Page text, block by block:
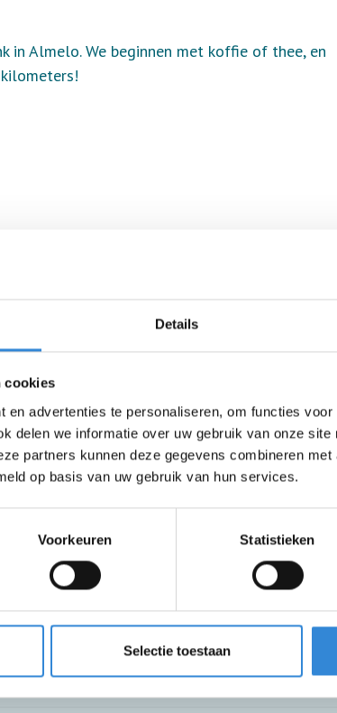
Details
cookies
en advertenties te personaliseren, om functies
delen we informatie over uw gebruik van onze
partners kunnen deze gegevens combineren
op basis van uw gebruik van hun services.
Voorkeuren Statistieken
Selectie toestaan
in Almelo. We beginnen met koffie of thee, en